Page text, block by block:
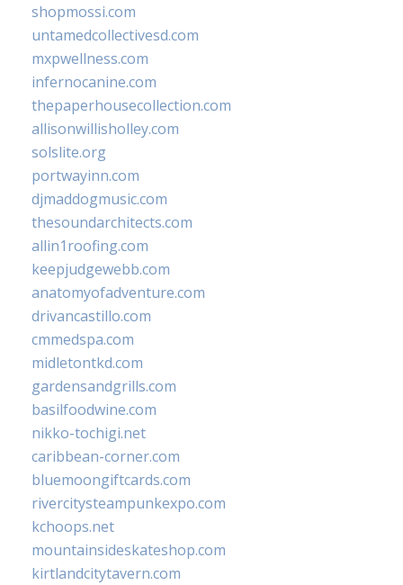
shopmossi.com
untamedcollectivesd.com
mxpwellness.com
infernocanine.com
thepaperhousecollection.com
allisonwillisholley.com
solslite.org
portwayinn.com
djmaddogmusic.com
thesoundarchitects.com
allin1roofing.com
keepjudgewebb.com
anatomyofadventure.com
drivancastillo.com
cmmedspa.com
midletontkd.com
gardensandgrills.com
basilfoodwine.com
nikko-tochigi.net
caribbean-corner.com
bluemoongiftcards.com
rivercitysteampunkexpo.com
kchoops.net
mountainsideskateshop.com
kirtlandcitytavern.com